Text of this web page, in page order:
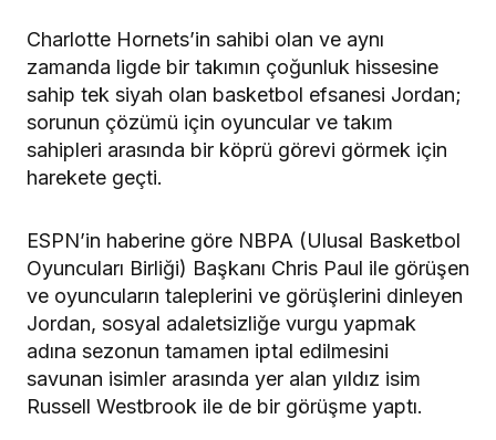
Charlotte Hornets’in sahibi olan ve aynı
zamanda ligde bir takımın çoğunluk hissesine
sahip tek siyah olan basketbol efsanesi Jordan;
sorunun çözümü için oyuncular ve takım
sahipleri arasında bir köprü görevi görmek için
harekete geçti.
ESPN’in haberine göre NBPA (Ulusal Basketbol
Oyuncuları Birliği) Başkanı Chris Paul ile görüşen
ve oyuncuların taleplerini ve görüşlerini dinleyen
Jordan, sosyal adaletsizliğe vurgu yapmak
adına sezonun tamamen iptal edilmesini
savunan isimler arasında yer alan yıldız isim
Russell Westbrook ile de bir görüşme yaptı.